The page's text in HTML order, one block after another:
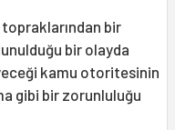
bir
bir olayda
kamu otoritesinin
gibi bir zorunluluğu